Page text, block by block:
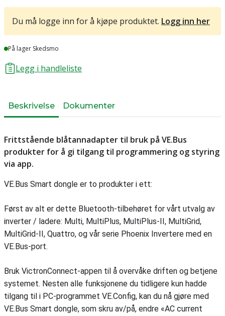
Du må logge inn for å kjøpe produktet. Logg inn her
Lager
På lager Skedsmo
Legg i handleliste
Beskrivelse Dokumenter
Frittstående blåtannadapter til bruk på VE.Bus
produkter for å gi tilgang til programmering og styring
via app.
VE.Bus Smart dongle er to produkter i ett:
Først av alt er dette Bluetooth-tilbehøret for vårt utvalg av
inverter / ladere: Multi, MultiPlus, MultiPlus-II, MultiGrid,
MultiGrid-II, Quattro, og vår serie Phoenix Invertere med en
VE.Bus-port.
Bruk VictronConnect-appen til å overvåke driften og betjene
systemet. Nesten alle funksjonene du tidligere kun hadde
tilgang til i PC-programmet VE.Config, kan du nå gjøre med
VE.Bus Smart dongle, som skru av/på, endre «AC current